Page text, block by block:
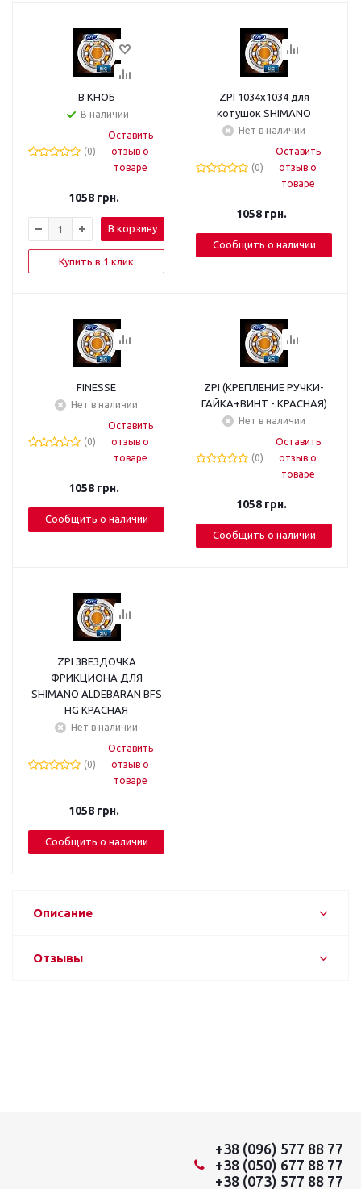
В КНОБ
В наличии
(0)
Оставить
отзыв о
товаре
1058грн.
В корзину
Купить в 1 клик
ZPI 1034х1034 для
котушок SHIMANO
Нет в наличии
(0)
Оставить
отзыв о
товаре
1058грн.
Сообщить о наличии
FINESSE
Нет в наличии
(0)
Оставить
отзыв о
товаре
1058грн.
Сообщить о наличии
ZPI (КРЕПЛЕНИЕ РУЧКИ-
ГАЙКА+ВИНТ - КРАСНАЯ)
Нет в наличии
(0)
Оставить
отзыв о
товаре
1058грн.
Сообщить о наличии
ZPI ЗВЕЗДОЧКА
ФРИКЦИОНА ДЛЯ
SHIMANO ALDEBARAN BFS
HG КРАСНАЯ
Нет в наличии
(0)
Оставить
отзыв о
товаре
1058грн.
Сообщить о наличии
Описание
Отзывы
+38 (096) 577 88 77
+38 (050) 677 88 77
+38 (073) 577 88 77